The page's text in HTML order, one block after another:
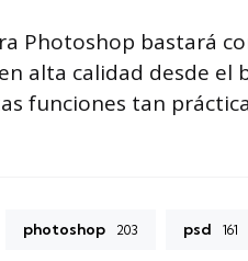
Photoshop bastará
alta calidad desde el
funciones tan
photoshop 203 psd 161